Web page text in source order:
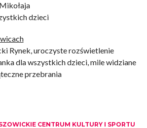
dzieci
Rynek, uroczyste rozświetlenie
dla wszystkich dzieci, mile widziane
przebrania
CENTRUM KULTURY I SPORTU